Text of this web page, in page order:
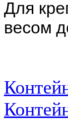
Для
весом